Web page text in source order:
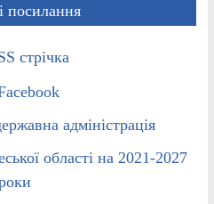
посилання
стрічка
адміністрація
області на 2021-2027